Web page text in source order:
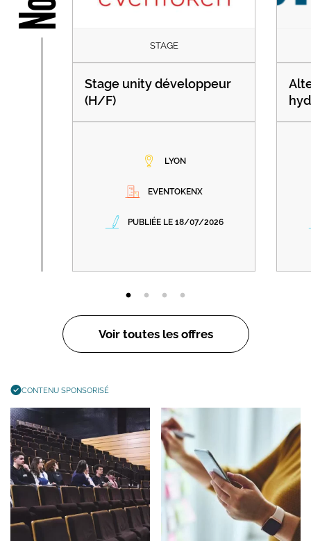
STAGE
Stage unity développeur
(H/F)
LYON
EVENTOKENX
PUBLIÉE LE 18/07/2026
Voir toutes les offres
CONTENU SPONSORISÉ